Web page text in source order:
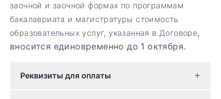
заочной и заочной формах по программам
бакалавриата и магистратуры стоимость
образовательных услуг, указанная в Договоре,
вносится единовременно до 1 октября.
Реквизиты для оплаты